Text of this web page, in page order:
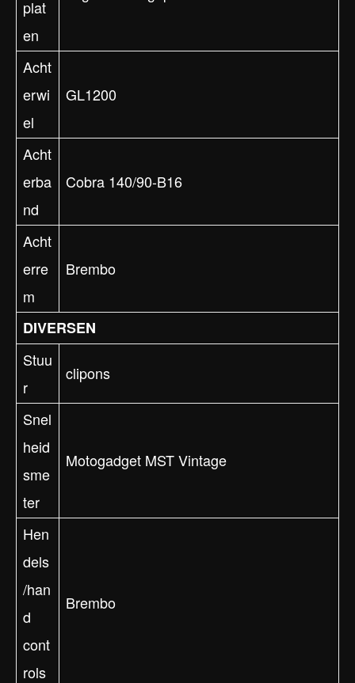
plat
en
Acht
erwi
el
GL1200
Acht
erba
nd
Cobra 140/90-B16
Acht
erre
m
Brembo
DIVERSEN
Stuu
r
clipons
Snel
heid
sme
ter
Motogadget MST Vintage
Hen
dels
/han
d
cont
rols
Brembo